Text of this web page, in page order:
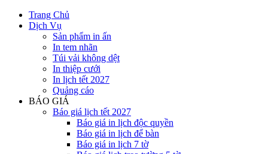
Trang Chủ
Dịch Vụ
Sản phẩm in ấn
In tem nhãn
Túi vải không dệt
In thiệp cưới
In lịch tết 2027
Quảng cáo
BÁO GIÁ
Báo giá lịch tết 2027
Báo giá in lịch độc quyền
Báo giá in lịch để bàn
Báo giá in lịch 7 tờ